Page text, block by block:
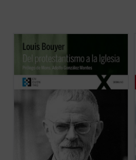
A lo largo de estas páginas, el autor expone
detalladamente, y con la cordialidad y
respeto de quien lo conoce desde dentro,
los principios teológicos del
positivas protestantes
sola gratia, soli ...
(ver ficha)